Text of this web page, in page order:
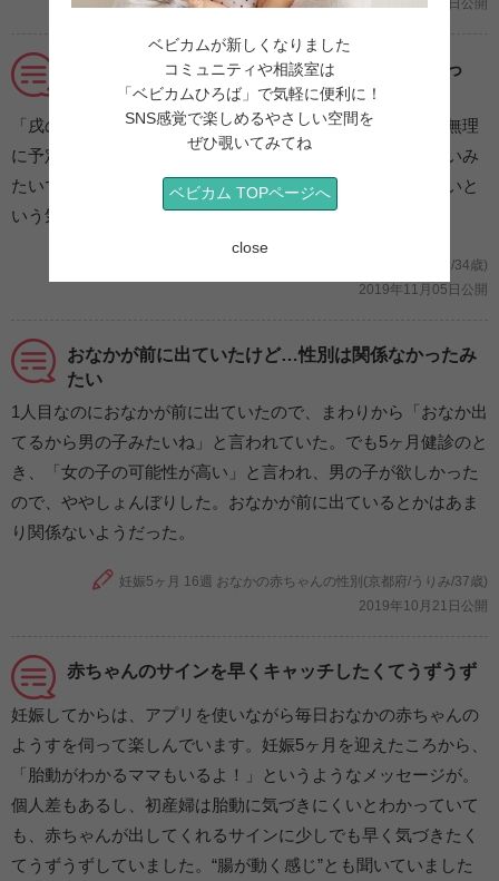
2019年11月05日公開
初めてのことで「絶対に○○しなきゃ！」と気負っ
てました
「戌の日に安産祈願に行かないといけない！」と思って、無理
に予定を合わせて行きましたが、腹帯を戌の日に巻けば良いみ
たいでした。初めての事で何が何でもそうしないといけないと
いう気持ちが強すぎました。今では良い思い出です。
妊娠5ヶ月 18週 戌の日(大阪府/らんころ/34歳)
2019年11月05日公開
おなかが前に出ていたけど…性別は関係なかったみ
たい
1人目なのにおなかが前に出ていたので、まわりから「おなか出
てるから男の子みたいね」と言われていた。でも5ヶ月健診のと
き、「女の子の可能性が高い」と言われ、男の子が欲しかった
ので、ややしょんぼりした。おなかが前に出ているとかはあま
り関係ないようだった。
妊娠5ヶ月 16週 おなかの赤ちゃんの性別(京都府/うりみ/37歳)
2019年10月21日公開
赤ちゃんのサインを早くキャッチしたくてうずうず
妊娠してからは、アプリを使いながら毎日おなかの赤ちゃんの
ようすを伺って楽しんでいます。妊娠5ヶ月を迎えたころから、
「胎動がわかるママもいるよ！」というようなメッセージが。
個人差もあるし、初産婦は胎動に気づきにくいとわかっていて
も、赤ちゃんが出してくれるサインに少しでも早く気づきたく
てうずうずしていました。“腸が動く感じ”とも聞いていました
ベビカムが新しくなりました
コミュニティや相談室は
「ベビカムひろば」で気軽に便利に！
SNS感覚で楽しめるやさしい空間を
ぜひ覗いてみてね
ベビカム TOPページへ
close